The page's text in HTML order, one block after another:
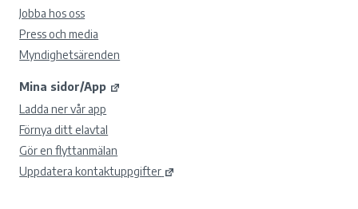
Jobba hos oss
Press och media
Myndighetsärenden
Mina sidor/App
Ladda ner vår app
Förnya ditt elavtal
Gör en flyttanmälan
Uppdatera kontaktuppgifter